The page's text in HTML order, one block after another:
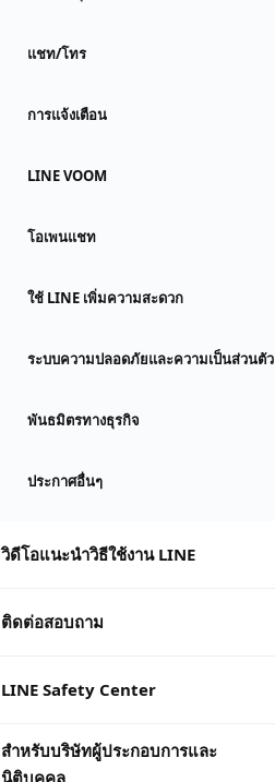
แชท/โทร
การแจ้งเตือน
LINE VOOM
โอเพนแชท
ใช้ LINE เพิ่มความสะดวก
ระบบความปลอดภัยและความเป็นส่วนตัว
พันธมิตรทางธุรกิจ
ประกาศอื่นๆ
วิดีโอแนะนำวิธีใช้งาน LINE
ติดต่อสอบถาม
LINE Safety Center
สำหรับบริษัทผู้ประกอบการและ
นิติบุคคล